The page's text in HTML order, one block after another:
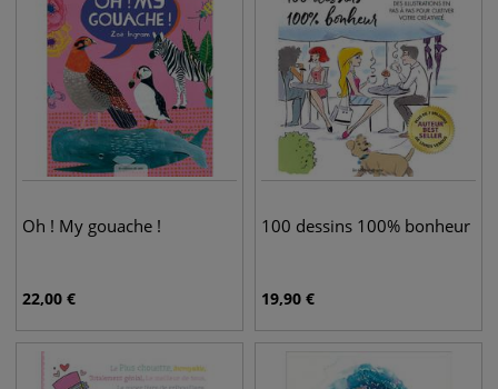
Oh ! My gouache !
22,00 €
100 dessins 100% bonheur
19,90 €